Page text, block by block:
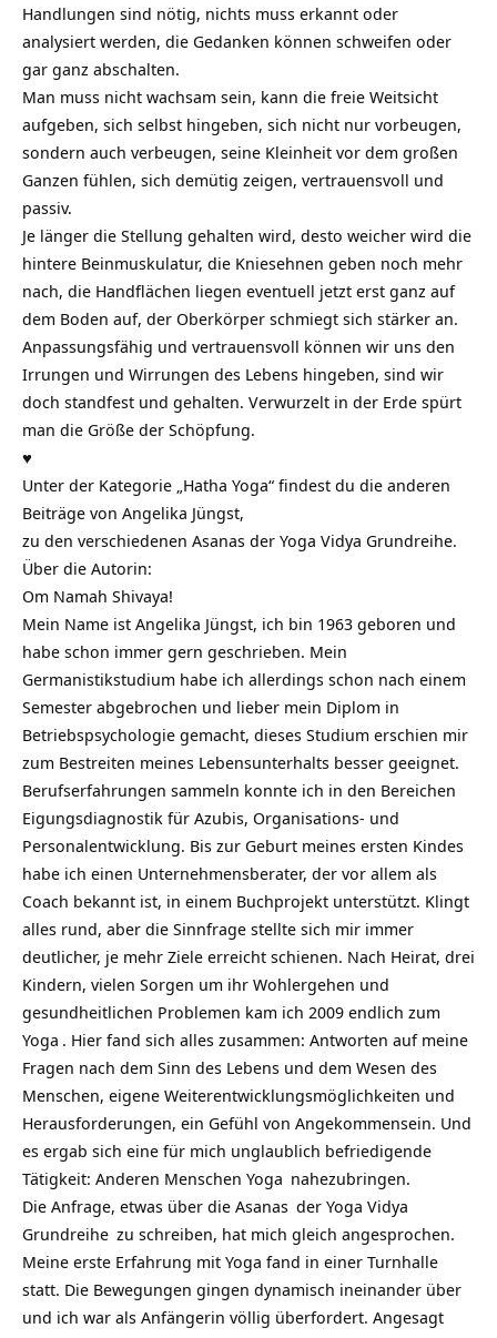
Handlungen sind nötig, nichts muss erkannt oder
analysiert werden, die Gedanken können schweifen oder
gar ganz abschalten.
Man muss nicht wachsam sein, kann die freie Weitsicht
aufgeben, sich selbst hingeben, sich nicht nur vorbeugen,
sondern auch verbeugen, seine Kleinheit vor dem großen
Ganzen fühlen, sich demütig zeigen, vertrauensvoll und
passiv.
Je länger die Stellung gehalten wird, desto weicher wird die
hintere Beinmuskulatur, die Kniesehnen geben noch mehr
nach, die Handflächen liegen eventuell jetzt erst ganz auf
dem Boden auf, der Oberkörper schmiegt sich stärker an.
Anpassungsfähig und vertrauensvoll können wir uns den
Irrungen und Wirrungen des Lebens hingeben, sind wir
doch standfest und gehalten. Verwurzelt in der Erde spürt
man die Größe der Schöpfung.
♥
Unter der Kategorie „Hatha Yoga“ findest du die anderen
Beiträge von Angelika Jüngst,
zu den verschiedenen Asanas der Yoga Vidya Grundreihe.
Über die Autorin:
Om Namah Shivaya!
Mein Name ist Angelika Jüngst, ich bin 1963 geboren und
habe schon immer gern geschrieben. Mein
Germanistikstudium habe ich allerdings schon nach einem
Semester abgebrochen und lieber mein Diplom in
Betriebspsychologie gemacht, dieses Studium erschien mir
zum Bestreiten meines Lebensunterhalts besser geeignet.
Berufserfahrungen sammeln konnte ich in den Bereichen
Eigungsdiagnostik für Azubis, Organisations- und
Personalentwicklung. Bis zur Geburt meines ersten Kindes
habe ich einen Unternehmensberater, der vor allem als
Coach bekannt ist, in einem Buchprojekt unterstützt. Klingt
alles rund, aber die Sinnfrage stellte sich mir immer
deutlicher, je mehr Ziele erreicht schienen. Nach Heirat, drei
Kindern, vielen Sorgen um ihr Wohlergehen und
gesundheitlichen Problemen kam ich 2009 endlich zum
Yoga . Hier fand sich alles zusammen: Antworten auf meine
Fragen nach dem Sinn des Lebens und dem Wesen des
Menschen, eigene Weiterentwicklungsmöglichkeiten und
Herausforderungen, ein Gefühl von Angekommensein. Und
es ergab sich eine für mich unglaublich befriedigende
Tätigkeit: Anderen Menschen Yoga nahezubringen.
Die Anfrage, etwas über die Asanas der Yoga Vidya
Grundreihe zu schreiben, hat mich gleich angesprochen.
Meine erste Erfahrung mit Yoga fand in einer Turnhalle
statt. Die Bewegungen gingen dynamisch ineinander über
und ich war als Anfängerin völlig überfordert. Angesagt